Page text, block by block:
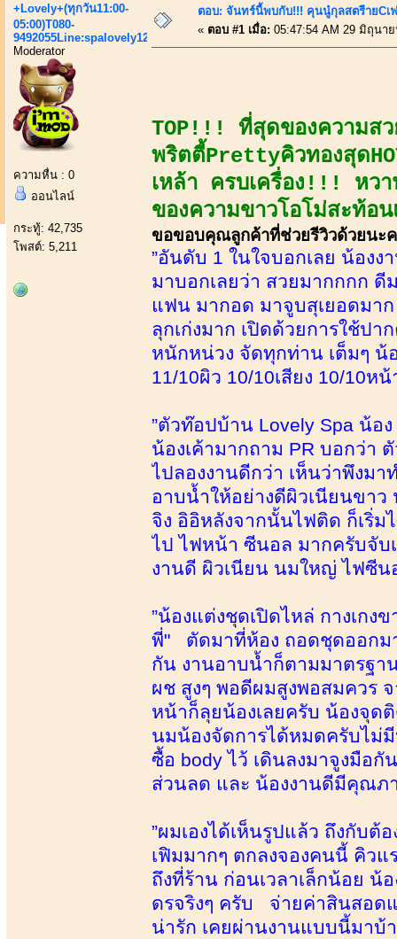
+Lovely+(ทุกวัน11:00-
05:00)T080-
9492055Line:spalovely123
Moderator
ความหื่น : 0
ออนไลน์
กระทู้: 42,735
โพสต์: 5,211
ตอบ: จันทร์นี้พบกับ!!! คุนนู๋กุลสตรีายCเ
« ตอบ #1 เมื่อ: 05:47:54 AM 29 มิถุนา
TOP!!! ที่สุดของความสว
พริตตี้Prettyคิวทองสุด
เหล้า ครบเครื่อง!!! หวา
ของความขาวโอโม่สะท้
ขอขอบคุณลูกค้าที่ช่วยรีวิวด้วยนะ
”อันดับ 1 ในใจบอกเลย น้อง
มาบอกเลยว่า สวยมากกกก
แฟน มากอด มาจูบสุเยอดมา
ลุกเก่งมาก เปิดด้วยการใช้ป
หนักหน่วง จัดทุกท่าน เต็มๆ น้
11/10ผิว 10/10เสียง 10/10ห
”ตัวท๊อปบ้าน Lovely Spa น้อ
น้องเค้ามากถาม PR บอกว่า
ไปลองงานดีกว่า เห็นว่าพึงม
อาบน้ำให้อย่างดีผิวเนียนขาว
จิง อิอิหลังจากนั้นไฟติด ก็เริ่
ไป ไฟหน้า ซีนอล มากครับจับ
งานดี ผิวเนียน นมใหญ่ ไฟซีน
”น้องแต่งชุดเปิดไหล่ กางเก
พี่" ตัดมาที่ห้อง ถอดชุดออกม
กัน งานอาบน้ำก็ตามมาตรฐา
ผช สูงๆ พอดีผมสูงพอสมควร
หน้าก็ลุยน้องเลยครับ น้องจุด
นมน้องจัดการได้หมดครับไม่
ซื้อ body ไว้ เดินลงมาจูงมือ
ส่วนลด และ น้องงานดีมีคุณภ
”ผมเองได้เห็นรูปแล้ว ถึงกับ
เฟิมมากๆ ตกลงจองคนนี้ คิว
ถึงที่ร้าน ก่อนเวลาเล็กน้อย น้
ดรจริงๆ ครับ จ่ายค่าสินสอด
น่ารัก เคยผ่านงานแบบนี้มา